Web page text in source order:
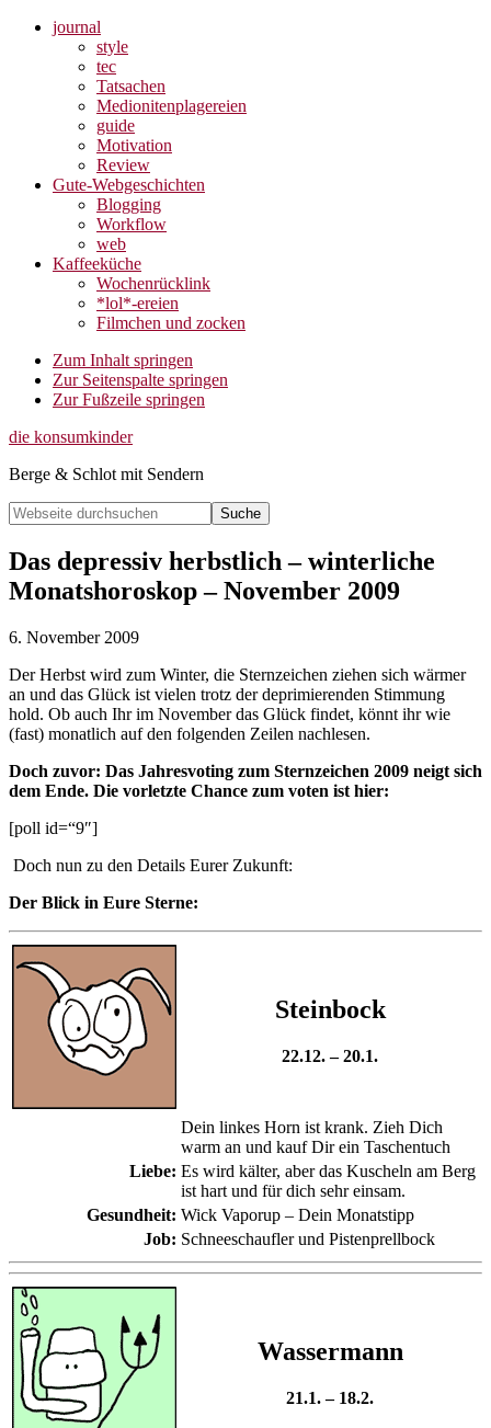
journal
style
tec
Tatsachen
Medionitenplagereien
guide
Motivation
Review
Gute-Webgeschichten
Blogging
Workflow
web
Kaffeeküche
Wochenrücklink
*lol*-ereien
Filmchen und zocken
Zum Inhalt springen
Zur Seitenspalte springen
Zur Fußzeile springen
die konsumkinder
Berge & Schlot mit Sendern
Webseite
durchsuchen
Search
Das depressiv herbstlich – winterliche
Monatshoroskop – November 2009
6. November 2009
Der Herbst wird zum Winter, die Sternzeichen ziehen sich wärmer
an und das Glück ist vielen trotz der deprimierenden Stimmung
hold. Ob auch Ihr im November das Glück findet, könnt ihr wie
(fast) monatlich auf den folgenden Zeilen nachlesen.
Doch zuvor: Das Jahresvoting zum Sternzeichen 2009 neigt sich
dem Ende. Die vorletzte Chance zum voten ist hier:
[poll id=“9″]
Doch nun zu den Details Eurer Zukunft:
Der Blick in Eure Sterne:
Steinbock
22.12. – 20.1.
Dein linkes Horn ist krank. Zieh Dich
warm an und kauf Dir ein Taschentuch
Liebe: Es wird kälter, aber das Kuscheln am Berg
ist hart und für dich sehr einsam.
Gesundheit: Wick Vaporup – Dein Monatstipp
Job: Schneeschaufler und Pistenprellbock
Wassermann
21.1. – 18.2.